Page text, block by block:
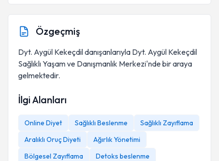
Özgeçmiş
Dyt. Aygül Kekeçdil danışanlarıyla Dyt. Aygül Kekeçdil
Sağlıklı Yaşam ve Danışmanlık Merkezi'nde bir araya
gelmektedir.
İlgi Alanları
Online Diyet Sağlıklı Beslenme
Sağlıklı Zayıflama
Aralıklı Oruç Diyeti
Ağırlık Yönetimi
Bölgesel Zayıflama
Detoks beslenme